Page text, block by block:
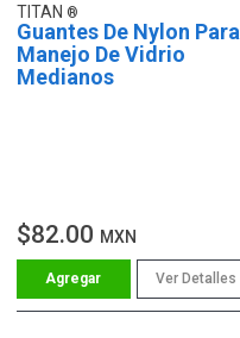
TITAN
Guantes De Nylon Para
Manejo De Vidrio
Medianos
$82.00 MXN
Ver Detalles